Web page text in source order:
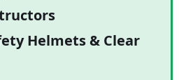
Helmets & Clear